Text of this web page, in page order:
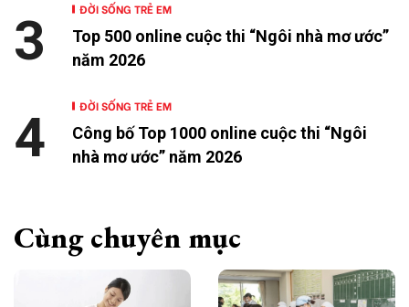
ĐỜI SỐNG TRẺ EM
Top 500 online cuộc thi “Ngôi nhà mơ ước”
năm 2026
3
ĐỜI SỐNG TRẺ EM
Công bố Top 1000 online cuộc thi “Ngôi
nhà mơ ước” năm 2026
4
Cùng chuyên mục